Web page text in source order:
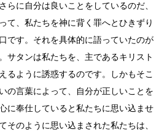
らに自分は良いことをしているのだ、
て、私たちを神に背く罪へとひきずり
です。それを具体的に語っていたのが
サタンは私たちを、主であるキリスト
るように誘惑するのです。しかもそこ
の言葉によって、自分が正しいことを
に奉仕していると私たちに思い込ませ
そのように思い込まされた私たちは、